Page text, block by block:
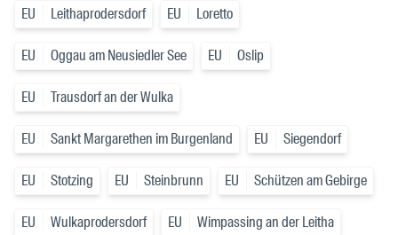
EU Leithaprodersdorf EU Loretto
EU Oggau am Neusiedler See EU Oslip
EU Trausdorf an der Wulka
EU Sankt Margarethen im Burgenland EU Siegendorf
EU Stotzing EU Steinbrunn EU Schützen am Gebirge
EU Wulkaprodersdorf EU Wimpassing an der Leitha